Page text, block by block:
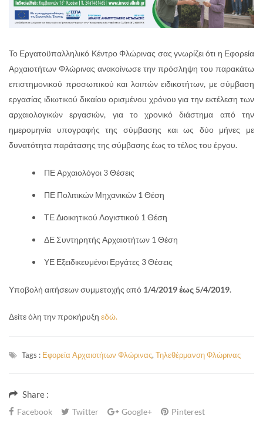
Το Εργατοϋπαλληλικό Κέντρο Φλώρινας σας γνωρίζει ότι η Εφορεία
Αρχαιοτήτων Φλώρινας ανακοίνωσε την πρόσληψη του παρακάτω
επιστημονικού προσωπικού και λοιπών ειδικοτήτων, με σύμβαση
εργασίας ιδιωτικού δικαίου ορισμένου χρόνου για την εκτέλεση των
αρχαιολογικών εργασιών, για το χρονικό διάστημα από την
ημερομηνία υπογραφής της σύμβασης και ως δύο μήνες με
δυνατότητα παράτασης της σύμβασης έως το τέλος του έργου.
ΠΕ Αρχαιολόγοι 3 Θέσεις
ΠΕ Πολιτικών Μηχανικών 1 Θέση
ΤΕ Διοικητικού Λογιστικού 1 Θέση
ΔΕ Συντηρητής Αρχαιοτήτων 1 Θέση
ΥΕ Εξειδικευμένοι Εργάτες 3 Θέσεις
Υποβολή αιτήσεων συμμετοχής από 1/4/2019 έως 5/4/2019.
Δείτε όλη την προκήρυξη εδώ.
Tags : Εφορεία Αρχαιοτήτων Φλώρινας, Τηλεθέρμανση Φλώρινας
Share :
Facebook Twitter Google+
Pinterest